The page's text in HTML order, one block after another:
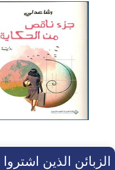
الزبائن الذين